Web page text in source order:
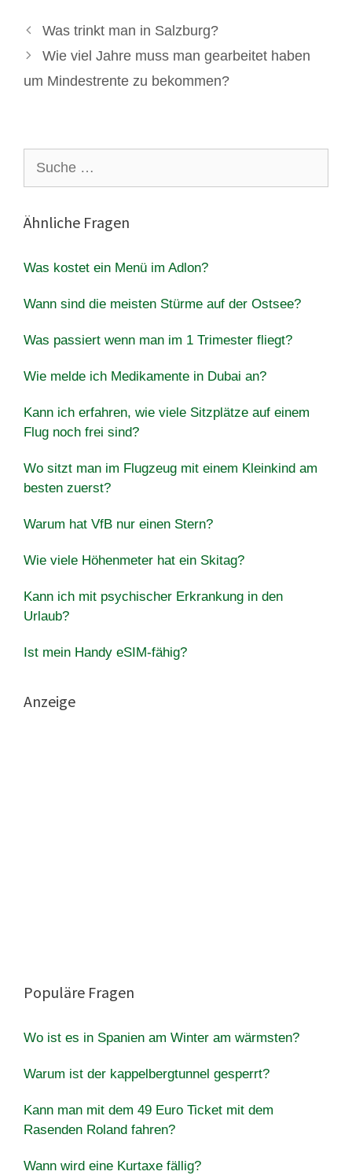
Was trinkt man in Salzburg?
Wie viel Jahre muss man gearbeitet haben
um Mindestrente zu bekommen?
nach:
Ähnliche Fragen
Was kostet ein Menü im Adlon?
Wann sind die meisten Stürme auf der Ostsee?
Was passiert wenn man im 1 Trimester fliegt?
Wie melde ich Medikamente in Dubai an?
Kann ich erfahren, wie viele Sitzplätze auf einem
Flug noch frei sind?
Wo sitzt man im Flugzeug mit einem Kleinkind am
besten zuerst?
Warum hat VfB nur einen Stern?
Wie viele Höhenmeter hat ein Skitag?
Kann ich mit psychischer Erkrankung in den
Urlaub?
Ist mein Handy eSIM-fähig?
Anzeige
Populäre Fragen
Wo ist es in Spanien am Winter am wärmsten?
Warum ist der kappelbergtunnel gesperrt?
Kann man mit dem 49 Euro Ticket mit dem
Rasenden Roland fahren?
Wann wird eine Kurtaxe fällig?